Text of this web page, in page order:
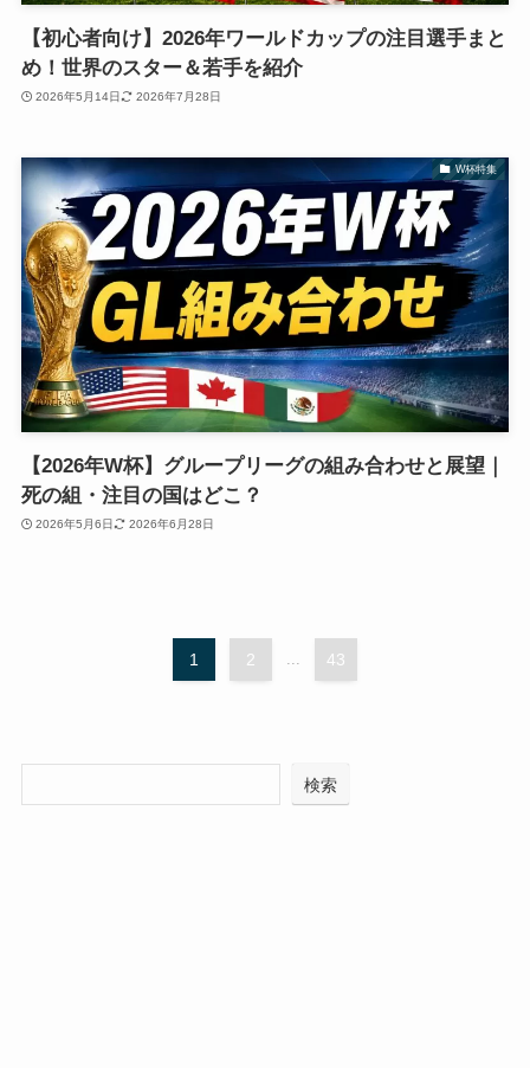
【初心者向け】2026年ワールドカップの注目選手まと
め！世界のスター＆若手を紹介
2026年5月14日 2026年7月28日
W杯特集
【2026年W杯】グループリーグの組み合わせと展望｜
死の組・注目の国はどこ？
2026年5月6日 2026年6月28日
1 2 43
検索